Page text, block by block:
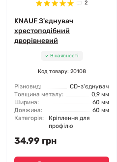
2
KNAUF З'єднувач
хрестоподібний
дворівневий
В наявності
Код товару: 20108
Різновид:
CD-з'єднувач
Товщина металу:
0,9 мм
Ширина:
60 мм
Довжина:
60 мм
Категорія:
Кріплення для
профілю
34.99 грн